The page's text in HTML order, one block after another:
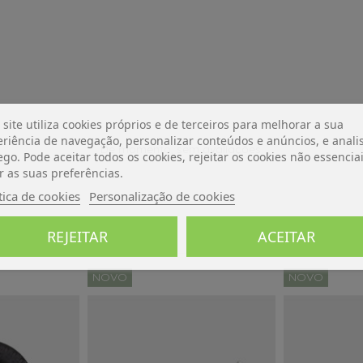
De momento, sem avaliações.
NOVO NOVO
site utiliza cookies próprios e de terceiros para melhorar a sua
de navegação, personalizar conteúdos e anúncios, e
Pode aceitar todos os cookies, rejeitar os cookies não
as suas preferências.
de cookies Personalização de cookies
REJEITAR ACEITAR